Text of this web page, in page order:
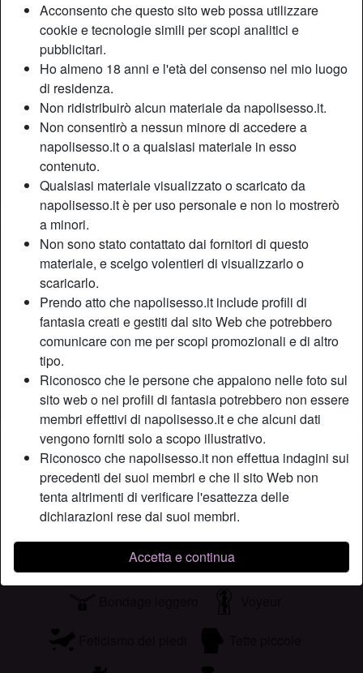
Acconsento che questo sito web possa utilizzare
cookie e tecnologie simili per scopi analitici e
pubblicitari.
Ho almeno 18 anni e l'età del consenso nel mio luogo
di residenza.
Non ridistribuirò alcun materiale da napolisesso.it.
Non consentirò a nessun minore di accedere a
napolisesso.it o a qualsiasi materiale in esso
contenuto.
Qualsiasi materiale visualizzato o scaricato da
napolisesso.it è per uso personale e non lo mostrerò
a minori.
Non sono stato contattato dai fornitori di questo
materiale, e scelgo volentieri di visualizzarlo o
scaricarlo.
Prendo atto che napolisesso.it include profili di
fantasia creati e gestiti dal sito Web che potrebbero
comunicare con me per scopi promozionali e di altro
tipo.
Riconosco che le persone che appaiono nelle foto sul
sito web o nei profili di fantasia potrebbero non essere
membri effettivi di napolisesso.it e che alcuni dati
vengono forniti solo a scopo illustrativo.
Riconosco che napolisesso.it non effettua indagini sui
precedenti dei suoi membri e che il sito Web non
tenta altrimenti di verificare l'esattezza delle
dichiarazioni rese dai suoi membri.
Accetta e continua
Età:
31
Paese:
Italia
Provincia:
Salerno
Sesso:
Sessualità:
Etero
Colore dei capelli:
Bionde
Colore degli occhi:
Castani
Depilata:
Fumatrice:
A volte
person_pin Descrizione
Ciao a tutti sono Anna e di carattere sono una persona
senza peli sulla lingua.Nella vita sentimentale sono molto
passionale.Ultimamente ho deciso di provare il sesso
anale.Quindi sto cercando uno stallone
Sta cercando
Uomo, Etero, Bisessuale, Asiatica, Caucasica, Medio-
orientale, 18-25, 26-35
Tags
Massaggi Guardare porno Sex toys
Costumi Anale Senza preservativo
Gola profonda Sadomasochismo